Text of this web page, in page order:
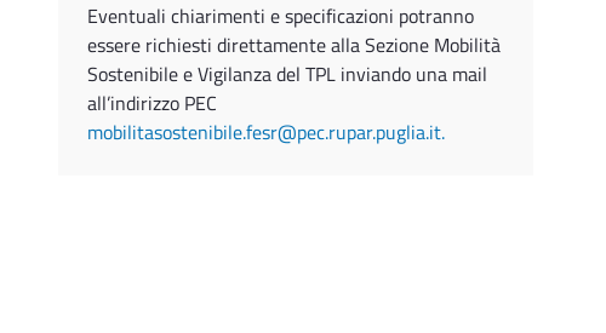
Eventuali chiarimenti e specificazioni potranno
essere richiesti direttamente alla Sezione Mobilità
Sostenibile e Vigilanza del TPL inviando una mail
all’indirizzo PEC
mobilitasostenibile.fesr@pec.rupar.puglia.it.